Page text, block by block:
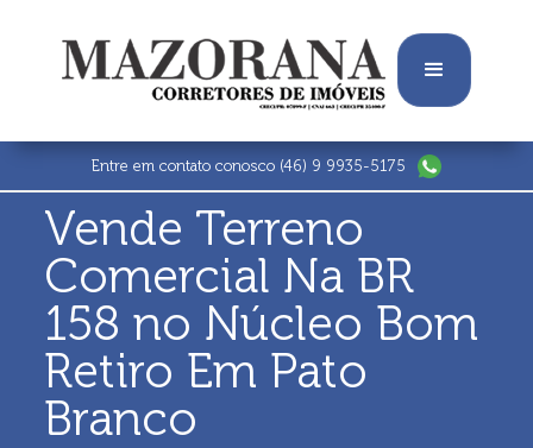
Entre em contato conosco (46) 9 9935-5175
Vende Terreno
Comercial Na BR
158 no Núcleo Bom
Retiro Em Pato
Branco